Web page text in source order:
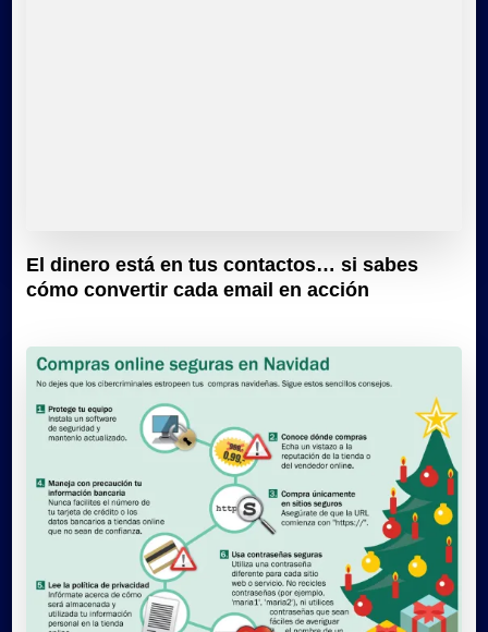
El dinero está en tus contactos… si sabes
cómo convertir cada email en acción